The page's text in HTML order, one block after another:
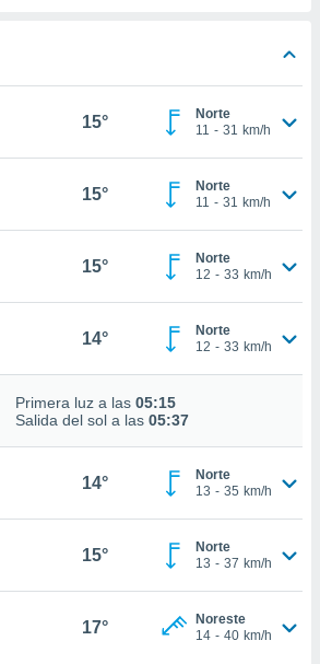
15°
Norte
11 - 31 km/h
15°
Norte
11 - 31 km/h
15°
Norte
12 - 33 km/h
14°
Norte
12 - 33 km/h
Primera luz a las 05:15
Salida del sol a las 05:37
14°
Norte
13 - 35 km/h
15°
Norte
13 - 37 km/h
17°
Noreste
14 - 40 km/h